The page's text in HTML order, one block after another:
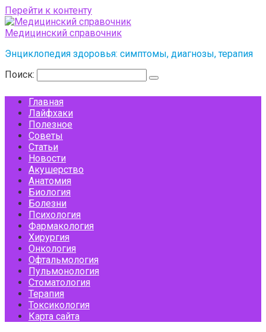
Перейти к контенту
Медицинский справочник
Энциклопедия здоровья: симптомы, диагнозы, терапия
Поиск:
Главная
Лайфхаки
Полезное
Советы
Статьи
Новости
Акушерство
Анатомия
Биология
Болезни
Психология
Фармакология
Хирургия
Онкология
Офтальмология
Пульмонология
Стоматология
Терапия
Токсикология
Карта сайта